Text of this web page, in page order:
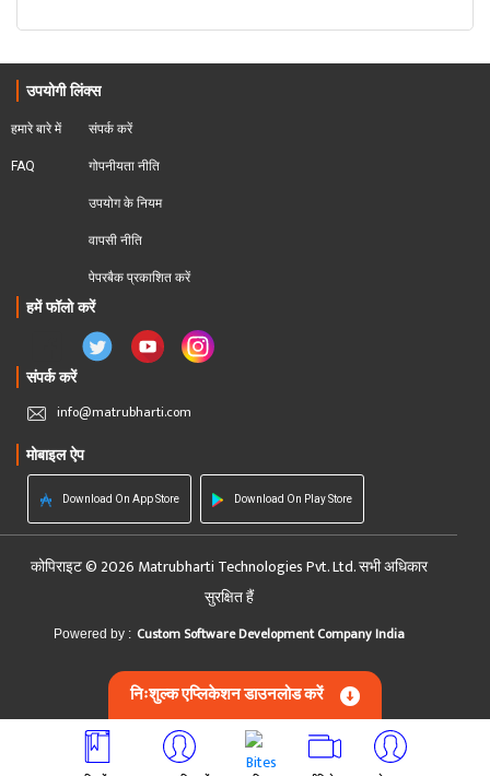
उपयोगी लिंक्स
हमारे बारे में
FAQ
संपर्क करें
गोपनीयता नीति
उपयोग के नियम
वापसी नीति
पेपरबैक प्रकाशित करें
हमें फॉलो करें
संपर्क करें
info@matrubharti.com
मोबाइल ऐप
Download On App Store Download On Play Store
कोपिराइट © 2026 Matrubharti Technologies Pvt. Ltd. सभी अधिकार
सुरक्षित हैं
Powered by : Custom Software Development Company India
निःशुल्क एप्लिकेशन डाउनलोड करें